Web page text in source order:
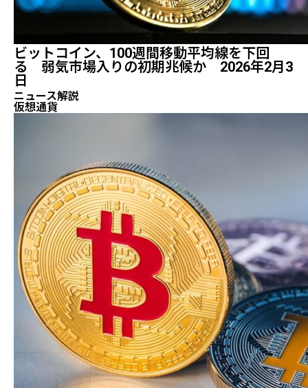
ビットコイン、100週間移動平均線を下回
る 弱気市場入りの初期兆候か 2026年2月3
日
ニュース解説
仮想通貨